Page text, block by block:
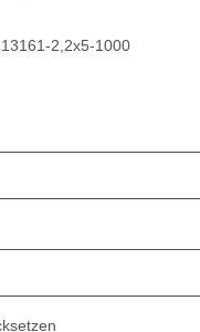
13161-2,2x5-1000